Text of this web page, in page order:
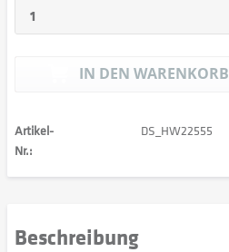
IN DEN WARENKORB
Artikel-
Nr.:
DS_HW22555
Beschreibung